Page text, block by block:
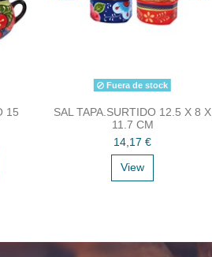
15
Fuera de stock
SAL TAPA.SURTIDO 12.5 X 8 X
11.7 CM
14,17 €
View